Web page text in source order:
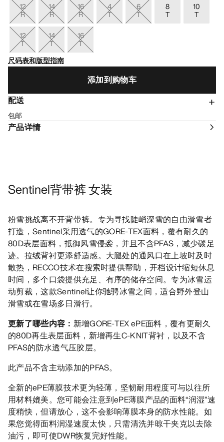
12
R
14
R
16
R
4
T
6
T
8
T
10
T
12
T
14
T
16
T
尺码表和版型指南
添加到购物车
配送
包邮
产品详情
Sentinel背带裤 女装
粉雪挑战离不开背带裤。专为寻找陡峭深雪的自由滑雪者
打造，Sentinel采用透气的GORE-TEX面料，覆有耐久的
80D表层面料，抵御风雪侵袭，并且不含PFAS，减少碳足
迹。拉绒背衬更添舒适感。大腿处的通风口在上坡时及时
散热，RECCO技术在搜索时提供帮助，开档设计缩短休息
时间，多个口袋提供充足、有序的储存空间。专为冰雪运
动剪裁，这款Sentinel让你驰骋冰雪之间，适合野外登山
滑雪或在雪场多日滑行。
更新了哪些内容： 新增GORE-TEX ePE面料，覆有更耐久
的80D再生表层面料，新增再生C-KNIT背衬，以及不含
PFAS的防水透气压胶层。
此产品不含主动添加的PFAS。
全新的ePE薄膜技术更为轻薄，坚韧耐用程度可与以往所
用材料媲美。您可能会注意到ePE薄膜产品的面料“润湿”速
度稍快，但请放心，这不会影响薄膜本身的防水性能。如
果您觉得面料润湿速度太快，只需清洗并晾干夹克以去除
油污，即可使DWR恢复完好性能。